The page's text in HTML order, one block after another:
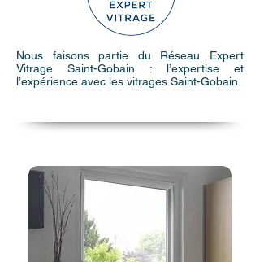
Nous faisons partie du Réseau Expert
Vitrage Saint-Gobain : l’expertise et
l’expérience avec les vitrages Saint-Gobain.